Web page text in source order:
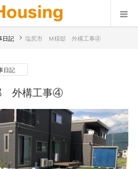
日記 塩尻市 Ｍ様邸 外構工事④
日記
外構工事④